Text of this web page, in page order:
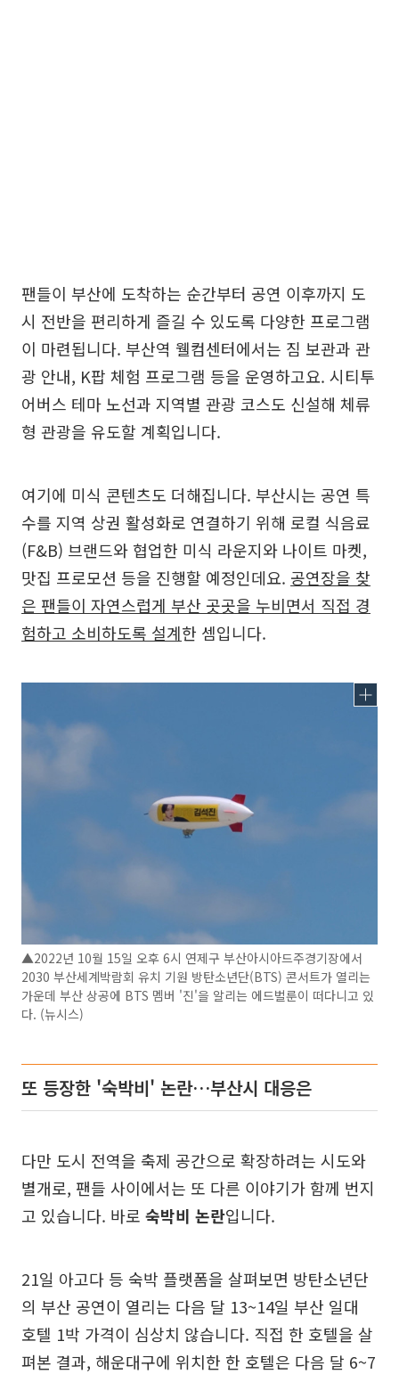
팬들이 부산에 도착하는 순간부터 공연 이후까지 도
시 전반을 편리하게 즐길 수 있도록 다양한 프로그램
이 마련됩니다. 부산역 웰컴센터에서는 짐 보관과 관
광 안내, K팝 체험 프로그램 등을 운영하고요. 시티투
어버스 테마 노선과 지역별 관광 코스도 신설해 체류
형 관광을 유도할 계획입니다.
여기에 미식 콘텐츠도 더해집니다. 부산시는 공연 특
수를 지역 상권 활성화로 연결하기 위해 로컬 식음료
(F&B) 브랜드와 협업한 미식 라운지와 나이트 마켓,
맛집 프로모션 등을 진행할 예정인데요. 공연장을 찾
은 팬들이 자연스럽게 부산 곳곳을 누비면서 직접 경
험하고 소비하도록 설계한 셈입니다.
▲2022년 10월 15일 오후 6시 연제구 부산아시아드주경기장에서
2030 부산세계박람회 유치 기원 방탄소년단(BTS) 콘서트가 열리는
가운데 부산 상공에 BTS 멤버 '진'을 알리는 에드벌룬이 떠다니고 있
다. (뉴시스)
또 등장한 '숙박비' 논란…부산시 대응은
다만 도시 전역을 축제 공간으로 확장하려는 시도와
별개로, 팬들 사이에서는 또 다른 이야기가 함께 번지
고 있습니다. 바로 숙박비 논란입니다.
21일 아고다 등 숙박 플랫폼을 살펴보면 방탄소년단
의 부산 공연이 열리는 다음 달 13~14일 부산 일대
호텔 1박 가격이 심상치 않습니다. 직접 한 호텔을 살
펴본 결과, 해운대구에 위치한 한 호텔은 다음 달 6~7